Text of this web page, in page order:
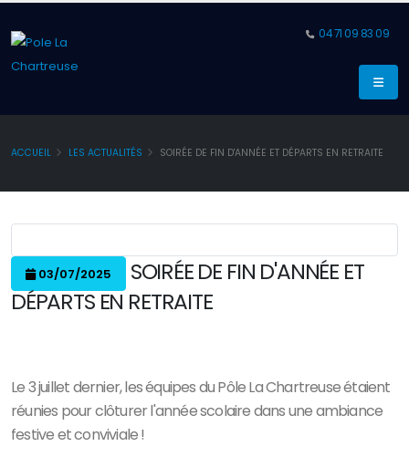
04 71 09 83 09
ACCUEIL LES ACTUALITÉS SOIRÉE DE FIN D'ANNÉE ET DÉPARTS EN RETRAITE
03/07/2025
SOIRÉE DE FIN D'ANNÉE ET
DÉPARTS EN RETRAITE
Le 3 juillet dernier, les équipes du Pôle La Chartreuse étaient
réunies pour clôturer l'année scolaire dans une ambiance
festive et conviviale !